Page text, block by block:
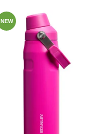
NEW